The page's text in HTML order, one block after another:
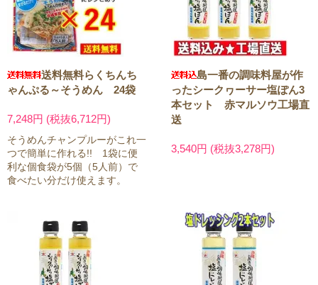
送料無料らくちんち
ゃんぷる～そうめん 24袋
7,248円 (税抜6,712円)
そうめんチャンプルーがこれ一
つで簡単に作れる!! 1袋に便
利な個食袋が5個（5人前）で
食べたい分だけ使えます。
島一番の調味料屋が作
ったシークヮーサー塩ぽん3
本セット 赤マルソウ工場直
送
3,540円 (税抜3,278円)